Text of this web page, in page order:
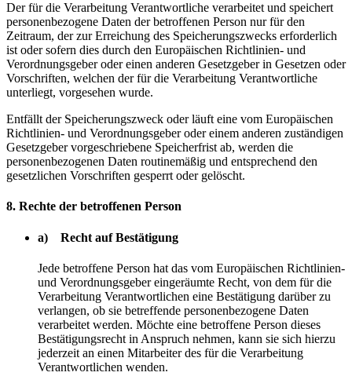
Der für die Verarbeitung Verantwortliche verarbeitet und speichert
personenbezogene Daten der betroffenen Person nur für den
Zeitraum, der zur Erreichung des Speicherungszwecks erforderlich
ist oder sofern dies durch den Europäischen Richtlinien- und
Verordnungsgeber oder einen anderen Gesetzgeber in Gesetzen oder
Vorschriften, welchen der für die Verarbeitung Verantwortliche
unterliegt, vorgesehen wurde.
Entfällt der Speicherungszweck oder läuft eine vom Europäischen
Richtlinien- und Verordnungsgeber oder einem anderen zuständigen
Gesetzgeber vorgeschriebene Speicherfrist ab, werden die
personenbezogenen Daten routinemäßig und entsprechend den
gesetzlichen Vorschriften gesperrt oder gelöscht.
8. Rechte der betroffenen Person
a) Recht auf Bestätigung
Jede betroffene Person hat das vom Europäischen Richtlinien-
und Verordnungsgeber eingeräumte Recht, von dem für die
Verarbeitung Verantwortlichen eine Bestätigung darüber zu
verlangen, ob sie betreffende personenbezogene Daten
verarbeitet werden. Möchte eine betroffene Person dieses
Bestätigungsrecht in Anspruch nehmen, kann sie sich hierzu
jederzeit an einen Mitarbeiter des für die Verarbeitung
Verantwortlichen wenden.